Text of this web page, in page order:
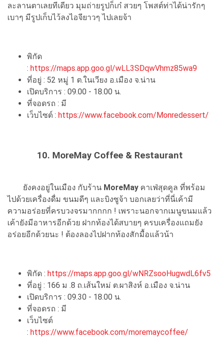
ละลานตาเลยทีเดียว มุมถ่ายรูปก็เก๋ สวยๆ โพสต์ท่าได้น่ารักๆ
เบาๆ มีรูปเก็บไว้ลงไอจียาวๆ ไปเลยจ้า
พิกัด
: https://maps.app.goo.gl/wLL3SDqwVhmz85wa9
ที่อยู่ : 52 หมู่ 1 ต.ในเวียง อ.เมือง จ.น่าน
เปิดบริการ : 09.00 - 18.00 น.
ที่จอดรถ : มี
เว็บไซต์ : https://www.facebook.com/Monredessert/
10. MoreMay Coffee & Restaurant
ยังคงอยู่ในเมือง กับร้าน MoreMay คาเฟ่สุดคูล ที่พร้อม
ไปด้วยเครื่องดื่ม ขนมดีๆ และบิงซูจ้า บอกเลยว่าที่นี่เค้ามี
ความอร่อยที่ครบวงจรมากกกก ! เพราะนอกจากเมนูขนมแล้ว
เค้ายังมีอาหารอีกด้วย ฝากท้องได้สบายๆ ครบเครื่องแถมยัง
อร่อยอีกด้วยนะ ! ต้องลองไปฝากท้องสักมื้อแล้วน้า
พิกัด : https://maps.app.goo.gl/wNRZsooHugwdL6fv5
ที่อยู่ : 166 ม .8 ถ.เส้นใหม่ ต.ผาสิงห์ อ.เมือง จ.น่าน
เปิดบริการ : 09.30 - 18.00 น.
ที่จอดรถ : มี
เว็บไซต์
: https://www.facebook.com/moremaycoffee/